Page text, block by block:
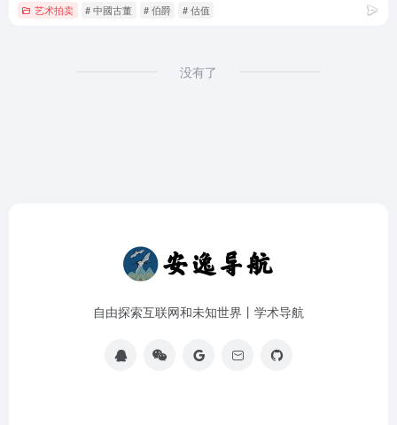
艺术拍卖 # 中國古董 # 伯爵 # 估值
没有了
自由探索互联网和未知世界丨学术导航